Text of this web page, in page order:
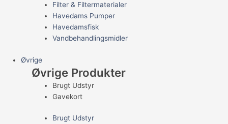
Filter & Filtermaterialer
Havedams Pumper
Havedamsfisk
Vandbehandlingsmidler
Øvrige
Øvrige Produkter
Brugt Udstyr
Gavekort
Brugt Udstyr